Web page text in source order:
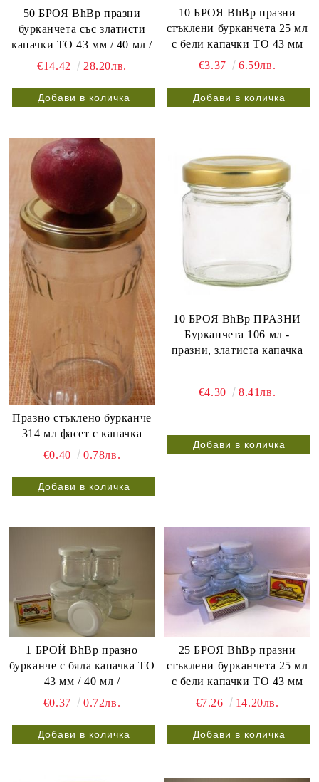
50 БРОЯ BhBp празни
бурканчета със златисти
капачки ТО 43 мм / 40 мл /
€14.42
28.20лв.
10 БРОЯ BhBp празни
стъклени бурканчета 25 мл
с бели капачки ТО 43 мм
€3.37
6.59лв.
Празно стъклено бурканче
314 мл фасет с капачка
€0.40
0.78лв.
10 БРОЯ BhBp ПРАЗНИ
Бурканчета 106 мл -
празни, златиста капачка
€4.30 8.41лв.
1 БРОЙ BhBp празно
бурканче с бяла капачка ТО
43 мм / 40 мл /
€0.37
0.72лв.
25 БРОЯ BhBp празни
стъклени бурканчета 25 мл
с бели капачки ТО 43 мм
€7.26
14.20лв.